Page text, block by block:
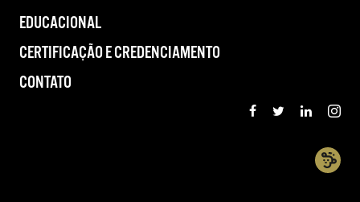
EDUCACIONAL
CERTIFICAÇÃO E CREDENCIAMENTO
CONTATO